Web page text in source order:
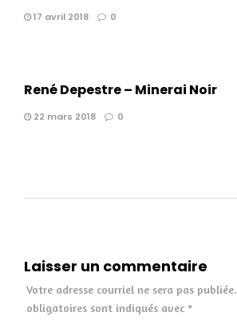
17 avril 2018 0
René Depestre – Minerai Noir
22 mars 2018 0
Laisser un commentaire
Votre adresse courriel ne sera pas publiée.
obligatoires sont indiqués avec *